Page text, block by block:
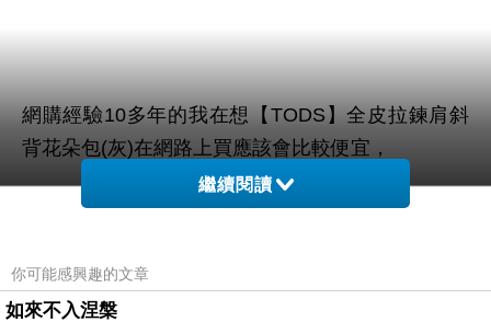
網購經驗10多年的我在想【TODS】全皮拉鍊肩斜
背花朵包(灰)在網路上買應該會比較便宜，
而且24小時都能買，上網慢慢挑選，不用等店家開
網路上購買~~
繼續閱讀
你可能感興趣的文章
如來不入涅槃